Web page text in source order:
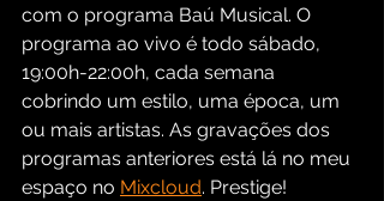
com o programa Baú Musical. O
programa ao vivo é todo sábado,
19:00h-22:00h, cada semana
cobrindo um estilo, uma época, um
ou mais artistas. As gravações dos
programas anteriores está lá no meu
espaço no Mixcloud. Prestige!